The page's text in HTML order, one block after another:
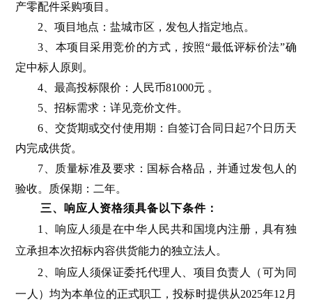
产零配件采购项目。
2、项目地点：盐城市区，发包人指定地点。
3、本项目采用竞价的方式，按照“最低评标价法”确
定中标人原则。
4、最高投标限价：人民币81000元 。
5、招标需求：详见竞价文件。
6、 交货期或交付使用期：自签订合同日起7个日历天
内完成供货。
7、质量标准及要求：国标合格品，并通过发包人的
验收。质保期： 二年。
三、响应人资格须具备以下条件：
1、 响应人须是在中华人民共和国境内注册，具有独
立承担本次招标内容供货能力的独立法人。
2、 响应人须保证委托代理人、项目负责人（可为同
一人）均为本单位的正式职工，投标时提供从2025年12 月